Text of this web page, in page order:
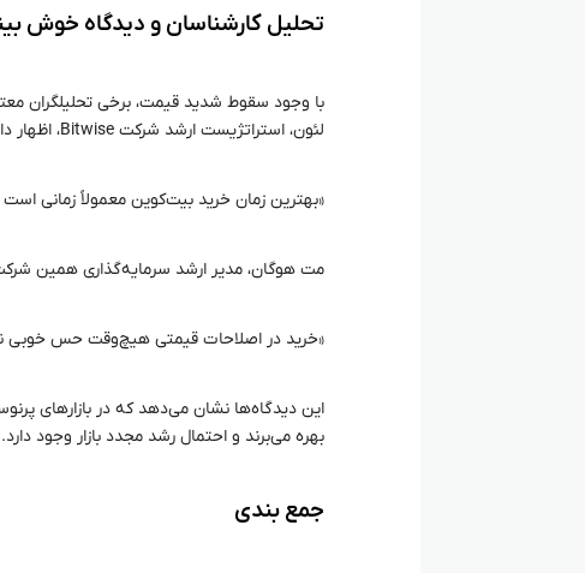
تحلیل کارشناسان و دیدگاه خوش‌
با وجود سقوط شدید قیمت، برخی تحلیلگران
لئون، استراتژیست ارشد شرکت Bitwise، اظهار داشت:
«بهترین زمان خرید بیت‌کوین معمولاً زمانی است
مت هوگان، مدیر ارشد سرمایه‌گذاری همین
«خرید در اصلاحات قیمتی هیچ‌وقت حس خوبی
این دیدگاه‌ها نشان می‌دهد که در بازارهای
بهره می‌برند و احتمال رشد مجدد بازار وجود دارد.
جمع‌ بندی